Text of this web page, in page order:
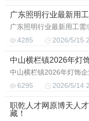
广东照明行业最新用
广东照明行业最新用工需
4285
2026/5/15
中山横栏镇2026年灯
中山横栏镇2026年灯饰
6295
2026/5/14
职乾人才网原博天人
藏！